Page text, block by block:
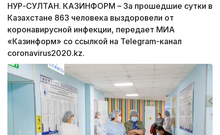
НУР-СУЛТАН. КАЗИНФОРМ – За прошедшие сутки в
Казахстане 863 человека выздоровели от
коронавирусной инфекции, передает МИА
«Казинформ» со ссылкой на Telegram-канал
сoronavirus2020.kz.